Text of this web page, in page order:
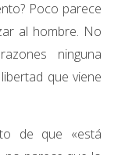
Poco parece
al hombre. No
ninguna
que viene
de que «está